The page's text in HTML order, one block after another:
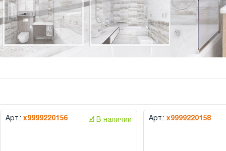
Арт.: х9999220156 🗹 В наличии Арт.: х9999220158